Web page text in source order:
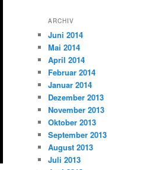
ARCHIV
Juni 2014
Mai 2014
April 2014
Februar 2014
Januar 2014
Dezember 2013
November 2013
Oktober 2013
September 2013
August 2013
Juli 2013